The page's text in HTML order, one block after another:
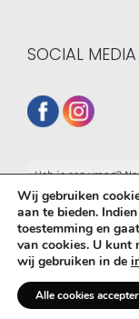
SOCIAL MEDIA
© Copyright 2026
Woocommerce&
Heb je een vraag?
dan gerust contact op
met onze whatsapp
service!
Wij gebruiken
aan te bieden.
toestemming en
van cookies. U kunt
wij gebruiken in de
Alle cookies